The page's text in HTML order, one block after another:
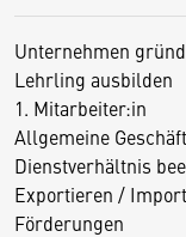
Unternehmen
Lehrling ausbilden
1. Mitarbeiter:in
Allgemeine
Dienstverhältnis
Exportieren /
Förderungen